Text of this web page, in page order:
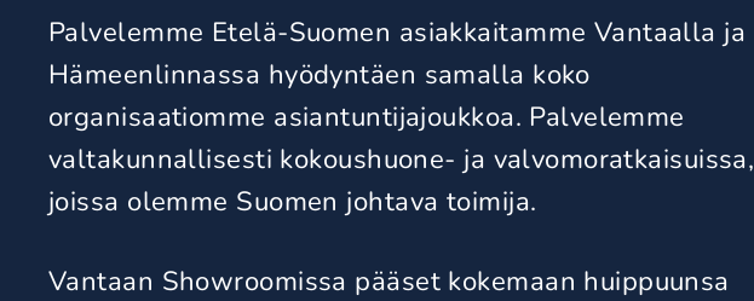
Palvelemme Etelä-Suomen asiakkaitamme Vantaalla ja
Hämeenlinnassa hyödyntäen samalla koko
organisaatiomme asiantuntijajoukkoa. Palvelemme
valtakunnallisesti kokoushuone- ja valvomoratkaisuissa,
joissa olemme Suomen johtava toimija.
Vantaan Showroomissa pääset kokemaan huippuunsa